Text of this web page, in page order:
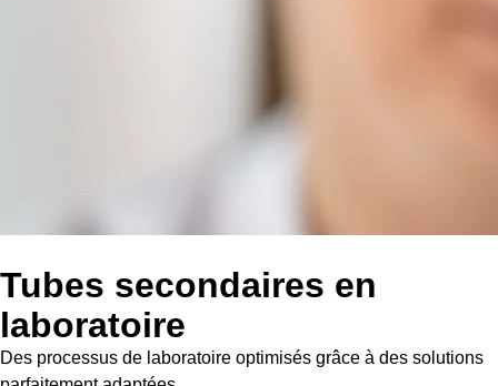
Tubes secondaires en
laboratoire
Des processus de laboratoire optimisés grâce à des solutions